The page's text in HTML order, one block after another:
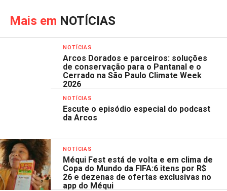
Mais em NOTÍCIAS
NOTÍCIAS
Arcos Dorados e parceiros: soluções
de conservação para o Pantanal e o
Cerrado na São Paulo Climate Week
2026
NOTÍCIAS
Escute o episódio especial do podcast
da Arcos
NOTÍCIAS
Méqui Fest está de volta e em clima de
Copa do Mundo da FIFA:6 itens por R$
26 e dezenas de ofertas exclusivas no
app do Méqui